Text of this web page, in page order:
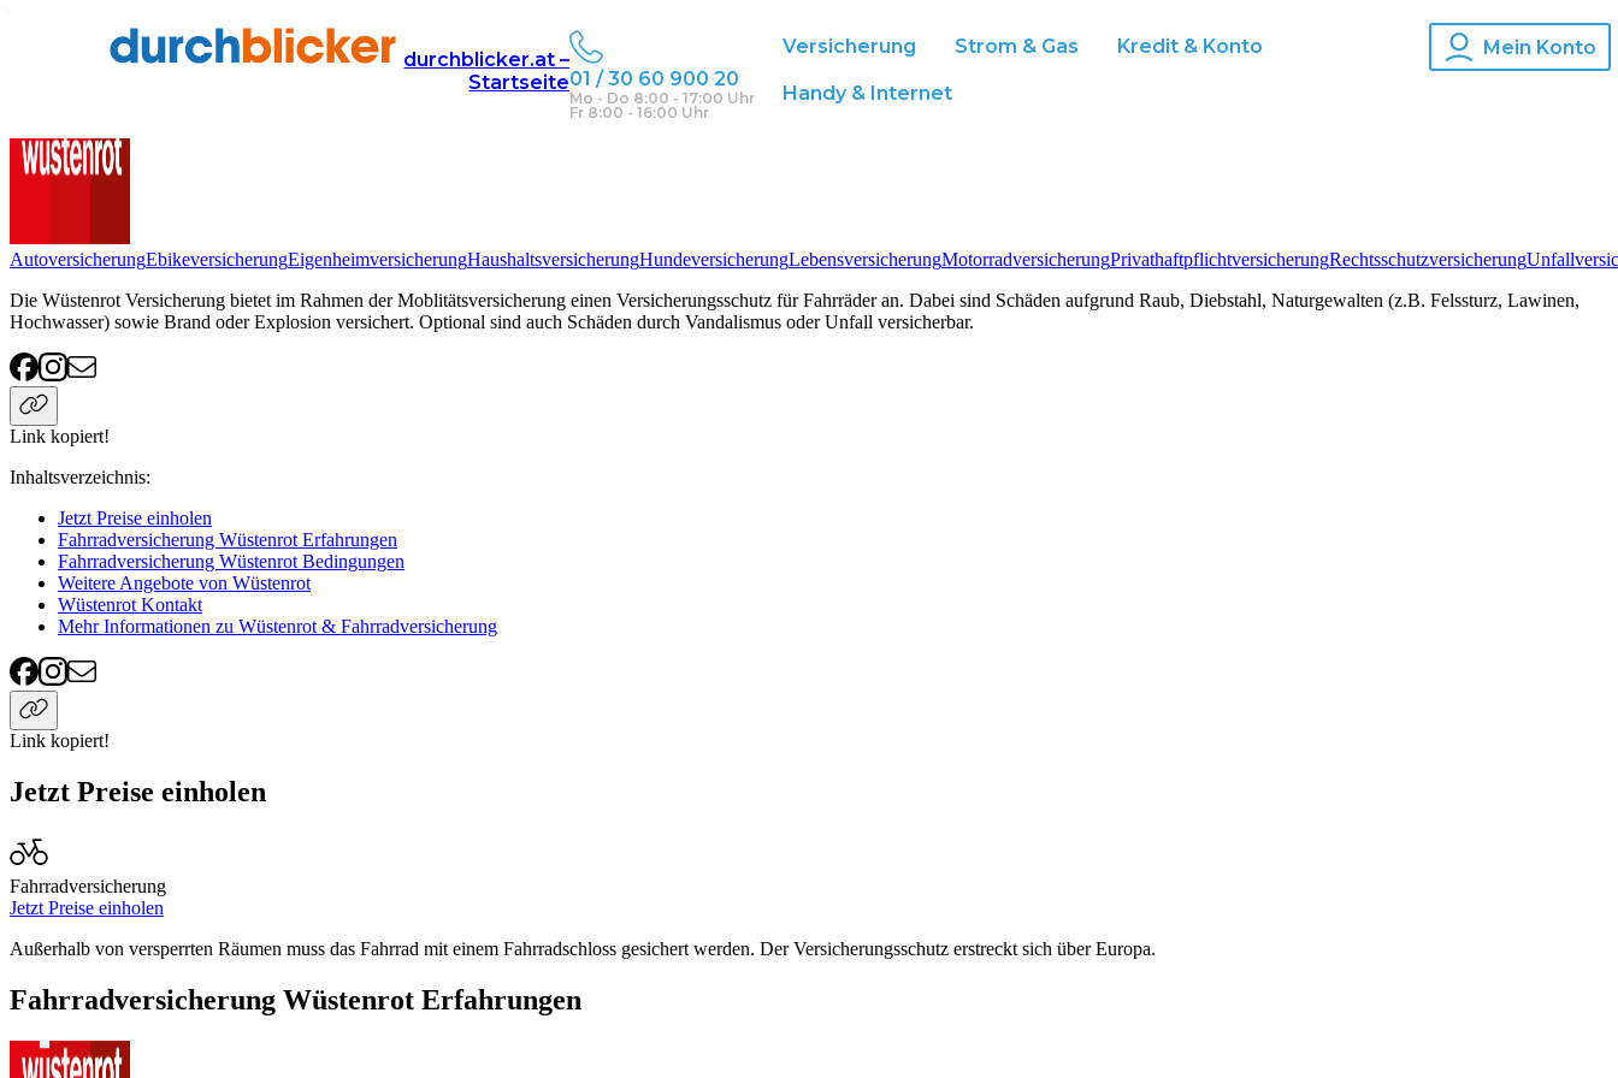
durchblicker.at –
Startseite01 / 30 60 900 20
Mo - Do 8:00 - 17:00 Uhr
Fr 8:00 - 16:00 Uhr
Versicherung Strom & Gas Kredit & Konto
Handy & Internet
Mein Konto
Versicherung fahrradversicherung
AutoversicherungEbikeversicherungEigenheimversicherungHaushaltsversicherungHundeversicherungLebensversicherungMotorradversicherungPrivathaftpflichtversicherungRechtsschutzversicherung
Die Wüstenrot Versicherung bietet im Rahmen der Moblitätsversicherung einen Versicherungsschutz für Fahrräder an. Dabei sind Schäden aufgrund Raub, Diebstahl, Naturgewalten (z.B. Felssturz, Lawinen,
Hochwasser) sowie Brand oder Explosion versichert. Optional sind auch Schäden durch Vandalismus oder Unfall versicherbar.
Link kopiert!
Inhaltsverzeichnis:
Jetzt Preise einholen
Fahrradversicherung Wüstenrot Erfahrungen
Fahrradversicherung Wüstenrot Bedingungen
Weitere Angebote von Wüstenrot
Wüstenrot Kontakt
Mehr Informationen zu Wüstenrot & Fahrradversicherung
Link kopiert!
Jetzt Preise einholen
Fahrradversicherung
Jetzt Preise einholen
Außerhalb von versperrten Räumen muss das Fahrrad mit einem Fahrradschloss gesichert werden. Der Versicherungsschutz erstreckt sich über Europa.
Fahrradversicherung Wüstenrot Erfahrungen